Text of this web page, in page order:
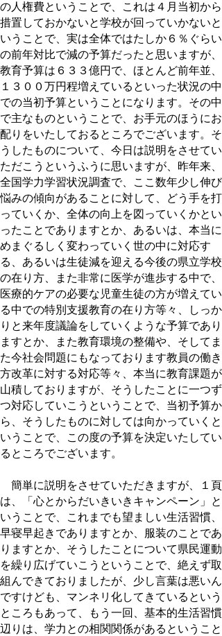
の人権費ということで、これは４月当初から
措置しておかないと学校が回っていかないと
いうことで、実は全体ではたしか６％ぐらい
の前年対比で減の予算だったと思いますが、
教育予算は６３３億円で、ほとんど前年並、
１３００万円程増えているといった状況の中
での当初予算ということになります。その中
で主なものということで、お手元のほうにお
配りをいたしておるところでございます。そ
うしたものについて、今日は説明をさせてい
ただこうというふうに思いますが、昨年来、
全国学力学習状況調査で、ここ数年少し伸び
悩みの傾向があることに対して、どう手を打
っていくか、全体の向上を図っていくかとい
ったことでありますとか、あるいは、本当に
めまぐるしく変わっていく世の中に対応す
る、あるいは生徒減を迎える今後の県立学校
の在り方、また非常に医学が進歩する中で、
医療的ケアの必要な児童生徒の方が増えてい
る中での特別支援教育の在り方等々、しっか
りと来年度議論をしていくような予算であり
ますとか、また教育環境の整備や、そしてま
た今社会問題にもなっております教員の働き
方改革に対する対応等々、本当に教育課題が
山積しておりますが、そうしたことに一つず
つ対応していこうということで、当初予算か
ら、そうしたものに対しては向かっていくと
いうことで、この度の予算を決定いたしてい
るところでございます。
簡単に説明をさせていただきますが、１頁
は、「心とからだいきいきキャンペーン」と
いうことで、これまでも望ましい生活習慣、
早寝早起きでありますとか、服装のことであ
りますとか、そうしたことについて県民運動
を繰り広げていこうということで、絶えず取
組んできておりましたが、少し言葉は悪いん
ですけども、マンネリ化してきているという
ところもあって、もう一回、基本的生活習慣
辺りは、学力との相関関係があるということ